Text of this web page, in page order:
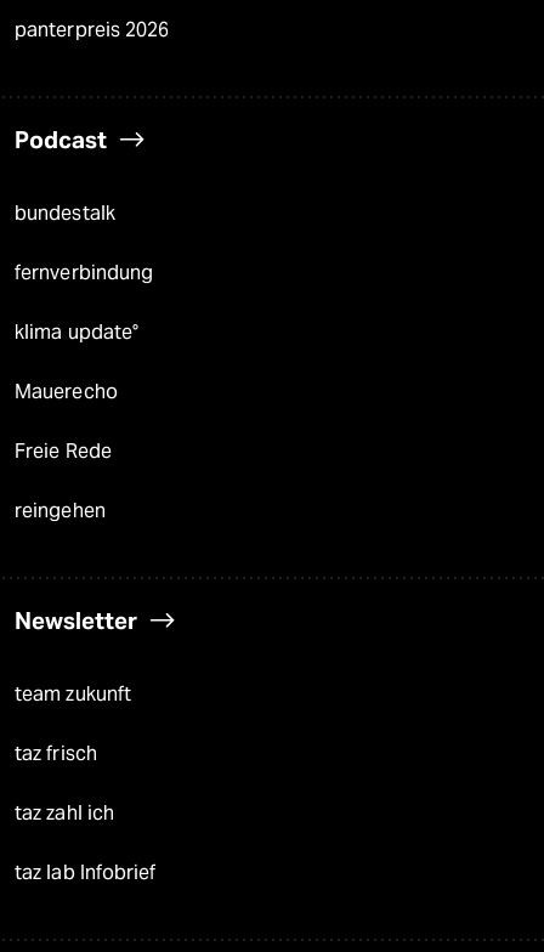
panterpreis 2026
Podcast
bundestalk
fernverbindung
klima update°
Mauerecho
Freie Rede
reingehen
Newsletter
team zukunft
taz frisch
taz zahl ich
taz lab Infobrief